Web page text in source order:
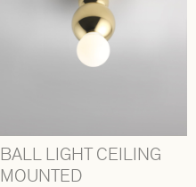
BALL LIGHT CEILING
MOUNTED